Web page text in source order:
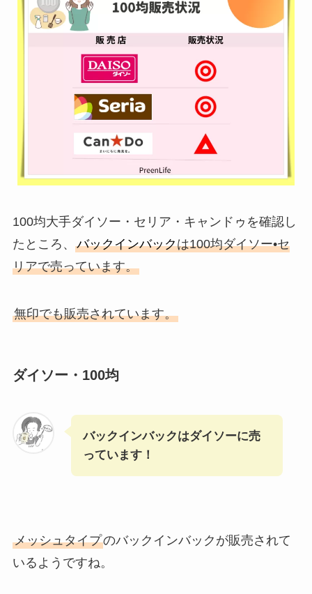
100均大手ダイソー・セリア・キャンドゥを確認し
たところ、 バックインバックは100均ダイソー•セ
リアで売っています。
無印でも販売されています。
ダイソー・100均
バックインバックはダイソーに売
っています！
メッシュタイプのバックインバックが販売されて
いるようですね。